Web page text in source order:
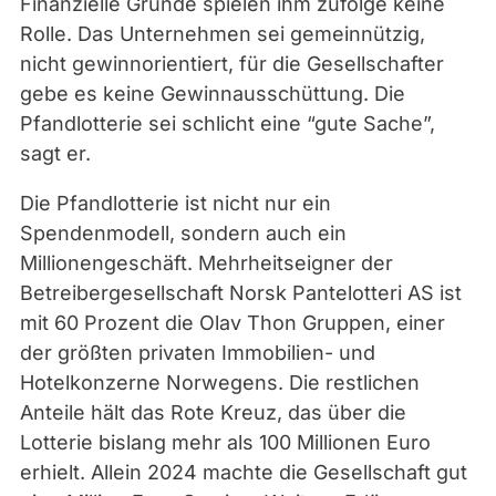
d
g
Rolle. Das Unternehmen sei gemeinnützig,
nicht gewinnorientiert, für die Gesellschafter
gebe es keine Gewinnausschüttung. Die
Pfandlotterie sei schlicht eine “gute Sache”,
sagt er.
Die Pfandlotterie ist nicht nur ein
Spendenmodell, sondern auch ein
Millionengeschäft. Mehrheitseigner der
Betreibergesellschaft Norsk Pantelotteri AS ist
mit 60 Prozent die Olav Thon Gruppen, einer
der größten privaten Immobilien- und
Hotelkonzerne Norwegens. Die restlichen
Anteile hält das Rote Kreuz, das über die
Lotterie bislang mehr als 100 Millionen Euro
erhielt. Allein 2024 machte die Gesellschaft gut